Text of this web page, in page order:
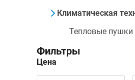
Климатическая
Тепловые пушки
Фильтры
Цена